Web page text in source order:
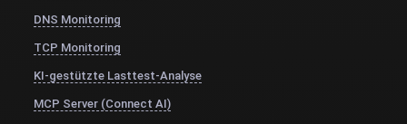
DNS Monitoring
TCP Monitoring
KI-gestützte Lasttest-Analyse
MCP Server (Connect AI)